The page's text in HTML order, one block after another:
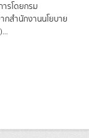
รโดยกรม
สำนักงานนโยบาย